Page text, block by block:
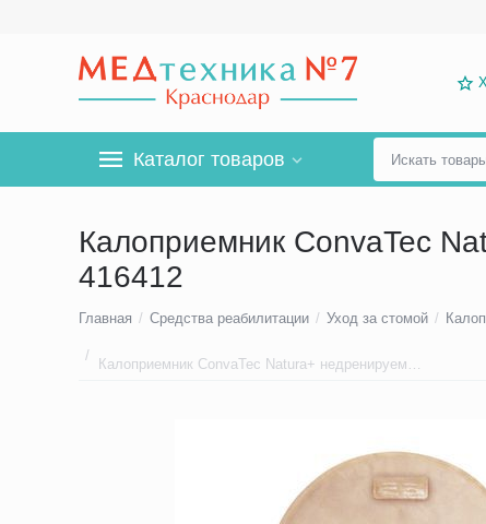
Каталог товаров
Калоприемник ConvaTec
416412
Главная / Средства реабилитации / Уход за стомой /
/
Калоприемник ConvaTec Natura+ недренируемый, двухкомпонентный, фланец 70 мм, арт. 416412